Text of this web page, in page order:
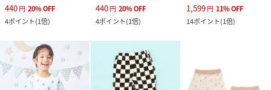
440円 20%OFF
4ポイント(1倍)
440円 20%OFF
4ポイント(1倍)
1,599円 11%OFF
14ポイント(1倍)